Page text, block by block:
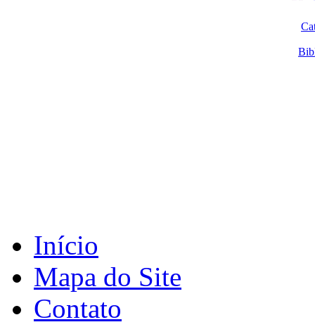
Início
Mapa do Site
Contato